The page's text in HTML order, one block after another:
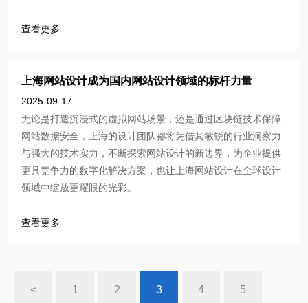
查看更多
上海网站设计成为国内网站设计领域的标杆力量
2025-09-17
无论是打造沉浸式的虚拟网站场景，还是通过区块链技术保障
网站数据安全，上海的设计团队都将凭借其敏锐的行业洞察力
与强大的技术实力，不断探索网站设计的新边界，为企业提供
更具竞争力的数字化解决方案，也让上海网站设计在全球设计
领域中绽放更耀眼的光彩。​
查看更多
< 1 2 3 4 5